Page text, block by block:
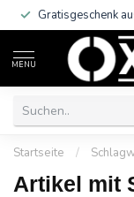
Gratisgeschenk
MENU
Startseite /
Artikel mit